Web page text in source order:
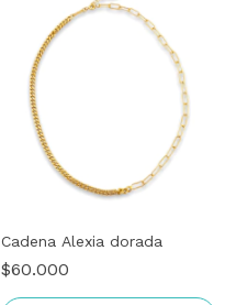
Cadena Alexia dorada
$60.000